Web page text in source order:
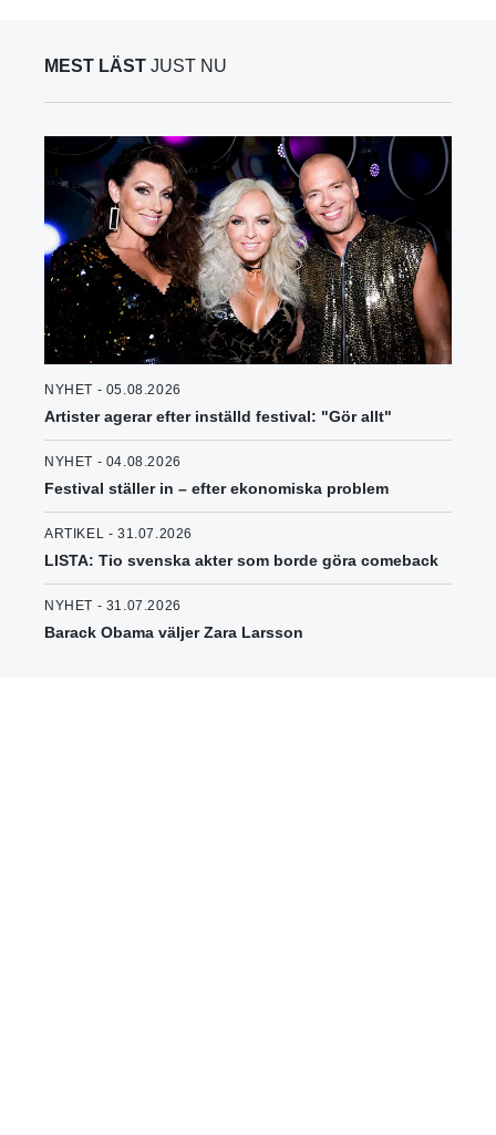
MEST LÄST JUST NU
NYHET - 05.08.2026
Artister agerar efter inställd festival: "Gör allt"
NYHET - 04.08.2026
Festival ställer in – efter ekonomiska problem
ARTIKEL - 31.07.2026
LISTA: Tio svenska akter som borde göra comeback
NYHET - 31.07.2026
Barack Obama väljer Zara Larsson